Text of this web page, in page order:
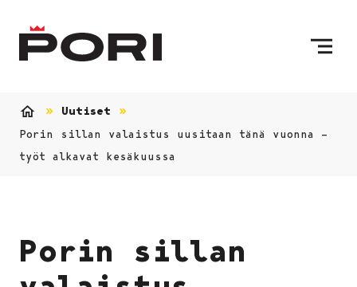
Uutiset
Porin sillan valaistus uusitaan tänä vuonna –
työt alkavat kesäkuussa
Porin sillan